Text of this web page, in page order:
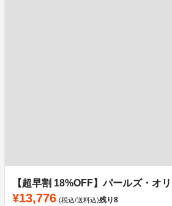
【超早割 18%OFF】パールズ・オ
¥13,776 (税込/送料込)残り8